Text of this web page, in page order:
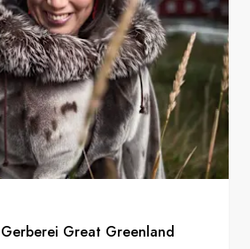
Great Greenland